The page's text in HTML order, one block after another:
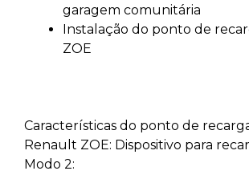
garagem comunitária
Instalação do ponto de
ZOE
Características do ponto de
Renault ZOE: Dispositivo para
Modo 2: